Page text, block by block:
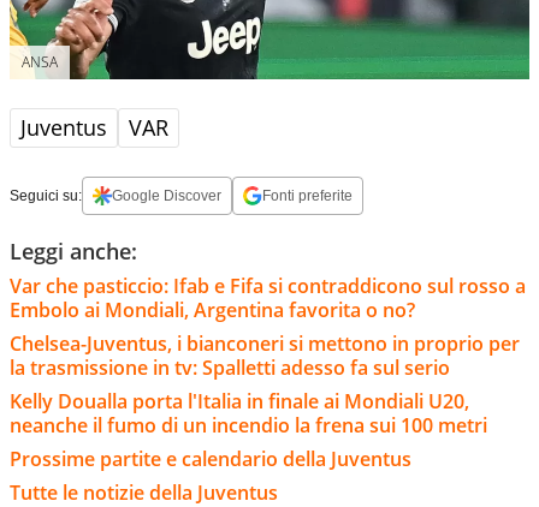
ANSA
Juventus VAR
Seguici su: Google Discover Fonti preferite
Leggi anche:
Var che pasticcio: Ifab e Fifa si contraddicono sul rosso a
Embolo ai Mondiali, Argentina favorita o no?
Chelsea-Juventus, i bianconeri si mettono in proprio per
la trasmissione in tv: Spalletti adesso fa sul serio
Kelly Doualla porta l'Italia in finale ai Mondiali U20,
neanche il fumo di un incendio la frena sui 100 metri
Prossime partite e calendario della Juventus
Tutte le notizie della Juventus